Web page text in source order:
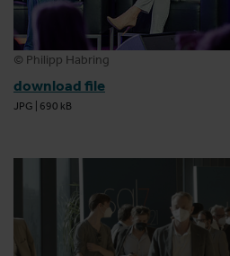
© Philipp Habring
download file
JPG 690 kB